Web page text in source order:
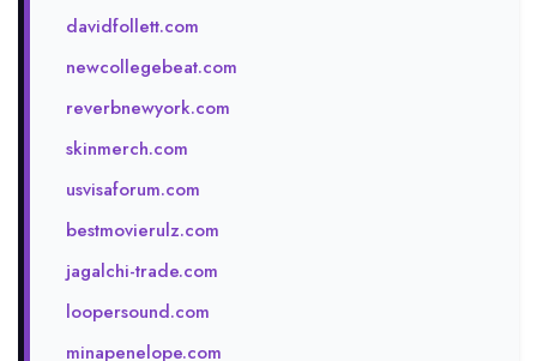
davidfollett.com
newcollegebeat.com
reverbnewyork.com
skinmerch.com
usvisaforum.com
bestmovierulz.com
jagalchi-trade.com
loopersound.com
minapenelope.com